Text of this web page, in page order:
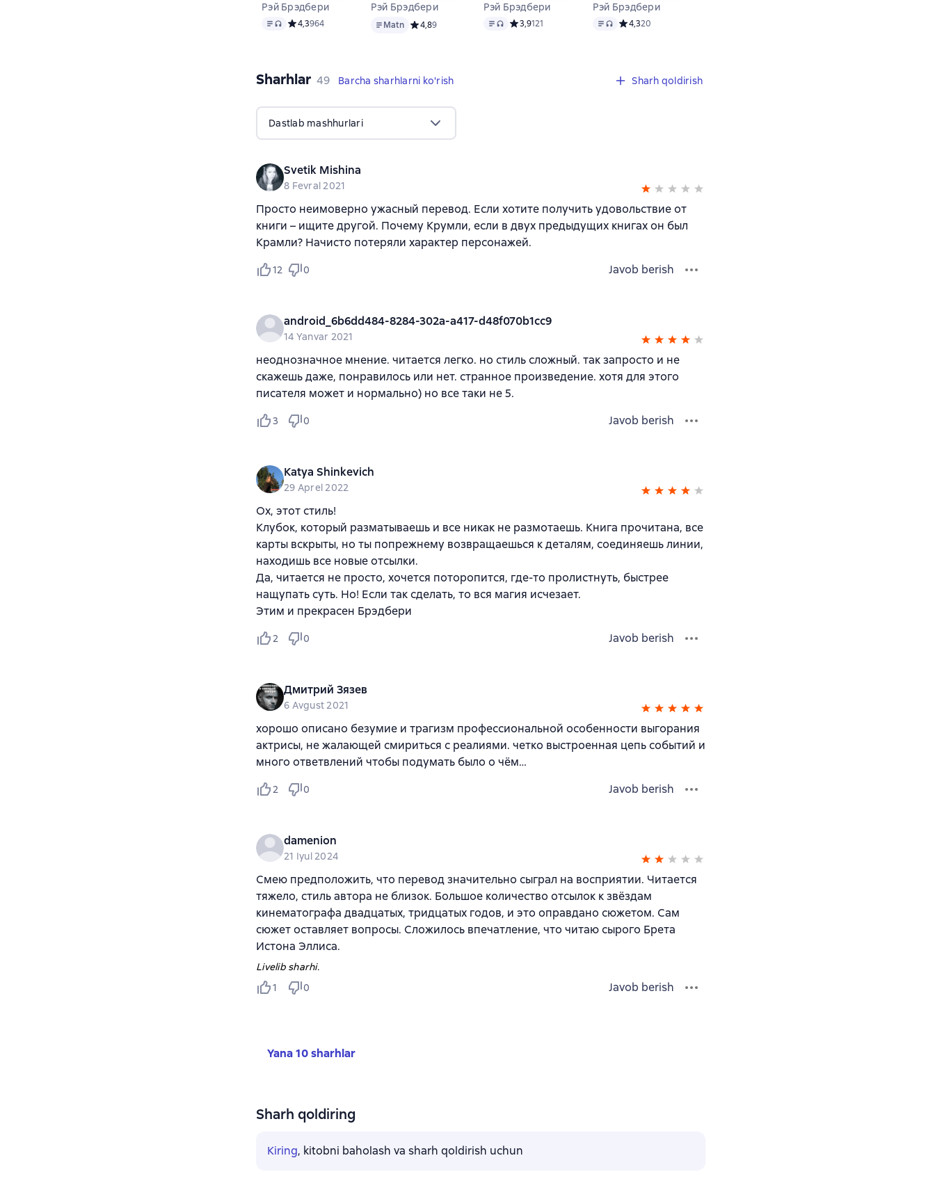
Рэй Брэдбери
Matn , audio format mavjud
Средний рейтинг 4,3 на основе 964 оценок
4,3964
Рэй Брэдбери
MatnMatn Средний рейтинг 4,8 на основе 9 оценок
4,89
Рэй Брэдбери
Matn , audio format mavjud
Средний рейтинг 3,9 на основе 121 оценок
3,9121
Рэй Брэдбери
Matn , audio format mavjud
Средний рейтинг 4,3 на основе 20 оценок
4,320
Sharhlar 49 sharhlar
49 Barcha sharhlarni ko'rish Sharh qoldirish
Dastlab mashhurlari
Svetik Mishina
8 Fevral 2021
Просто неимоверно ужасный перевод. Если хотите получить удовольствие от
книги – ищите другой. Почему Крумли, если в двух предыдущих книгах он был
Крамли? Начисто потеряли характер персонажей.
12 0 Javob berish
android_6b6dd484-8284-302a-a417-d48f070b1cc9
14 Yanvar 2021
неоднозначное мнение. читается легко. но стиль сложный. так запросто и не
скажешь даже, понравилось или нет. странное произведение. хотя для этого
писателя может и нормально) но все таки не 5.
3 0 Javob berish
Katya Shinkevich
29 Aprel 2022
Ох, этот стиль!
Клубок, который разматываешь и все никак не размотаешь. Книга прочитана, все
карты вскрыты, но ты попрежнему возвращаешься к деталям, соединяешь линии,
находишь все новые отсылки.
Да, читается не просто, хочется поторопится, где-то пролистнуть, быстрее
нащупать суть. Но! Если так сделать, то вся магия исчезает.
Этим и прекрасен Брэдбери
2 0 Javob berish
Дмитрий Зязев
6 Avgust 2021
хорошо описано безумие и трагизм профессиональной особенности выгорания
актрисы, не жалающей смириться с реалиями. четко выстроенная цепь событий и
много ответвлений чтобы подумать было о чём…
2 0 Javob berish
damenion
21 Iyul 2024
Смею предположить, что перевод значительно сыграл на восприятии. Читается
тяжело, стиль автора не близок. Большое количество отсылок к звёздам
кинематографа двадцатых, тридцатых годов, и это оправдано сюжетом. Сам
сюжет оставляет вопросы. Сложилось впечатление, что читаю сырого Брета
Истона Эллиса.
Livelib sharhi.
1
0 Javob berish
Yana 10 sharhlar
Sharh qoldiring
Kiring, kitobni baholash va sharh qoldirish uchun